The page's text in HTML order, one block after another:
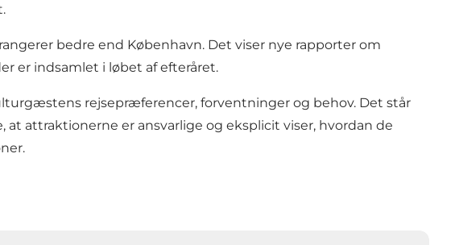
bedre end København. Det viser nye rapporter om
er indsamlet i løbet af efteråret.
rejsepræferencer, forventninger og behov. Det står
attraktionerne er ansvarlige og eksplicit viser, hvordan de